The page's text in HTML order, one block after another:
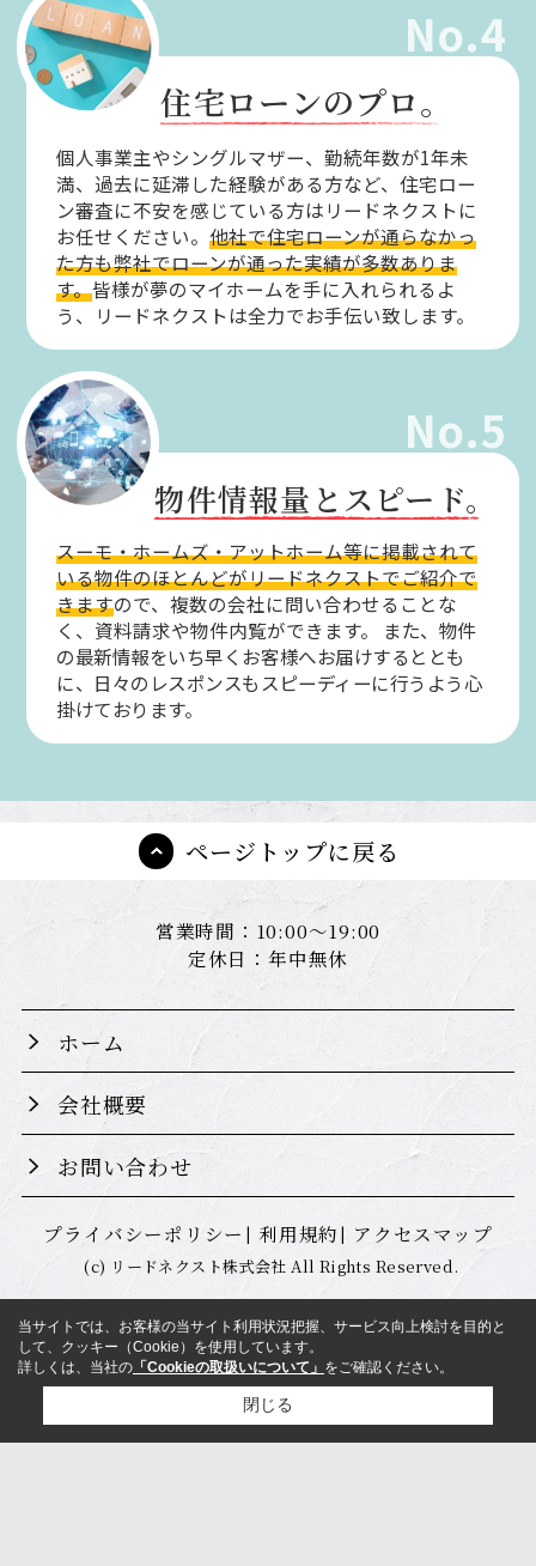
No.4
住宅ローンのプロ。
個人事業主やシングルマザー、勤続年数が1年未
満、過去に延滞した経験がある方など、住宅ロー
ン審査に不安を感じている方はリードネクストに
お任せください。他社で住宅ローンが通らなかっ
た方も弊社でローンが通った実績が多数ありま
す。皆様が夢のマイホームを手に入れられるよ
う、リードネクストは全力でお手伝い致します。
No.5
物件情報量とスピード。
スーモ・ホームズ・アットホーム等に掲載されて
いる物件のほとんどがリードネクストでご紹介で
きますので、複数の会社に問い合わせることな
く、資料請求や物件内覧ができます。
また、物件
の最新情報をいち早くお客様へお届けするととも
に、日々のレスポンスもスピーディーに行うよう心
掛けております。
ページトップに戻る
営業時間：10:00～19:00
定休日：年中無休
ホーム
会社概要
お問い合わせ
プライバシーポリシー 利用規約 アクセスマップ
(c) リードネクスト株式会社 All Rights Reserved.
当サイトでは、お客様の当サイト利用状況把握、サービス向上検討を目的と
して、クッキー（Cookie）を使用しています。
詳しくは、当社の 「Cookieの取扱いについて」 をご確認ください。
閉じる